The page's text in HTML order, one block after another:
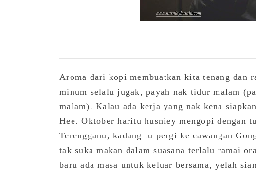
Aroma dari kopi membuatkan kita tenang dan
minum selalu jugak, payah nak tidur malam
malam). Kalau ada kerja yang nak kena
Hee. Oktober haritu husniey mengopi dengan
Terengganu, kadang tu pergi ke cawangan
tak suka makan dalam suasana terlalu ramai
baru ada masa untuk keluar bersama, yelah